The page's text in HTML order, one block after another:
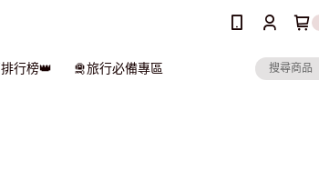
行榜👑 🛅旅行必備專區